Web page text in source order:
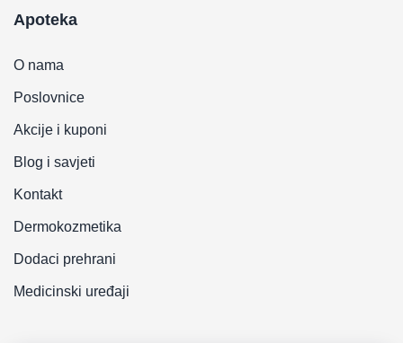
Apoteka
O nama
Poslovnice
Akcije i kuponi
Blog i savjeti
Kontakt
Dermokozmetika
Dodaci prehrani
Medicinski uređaji